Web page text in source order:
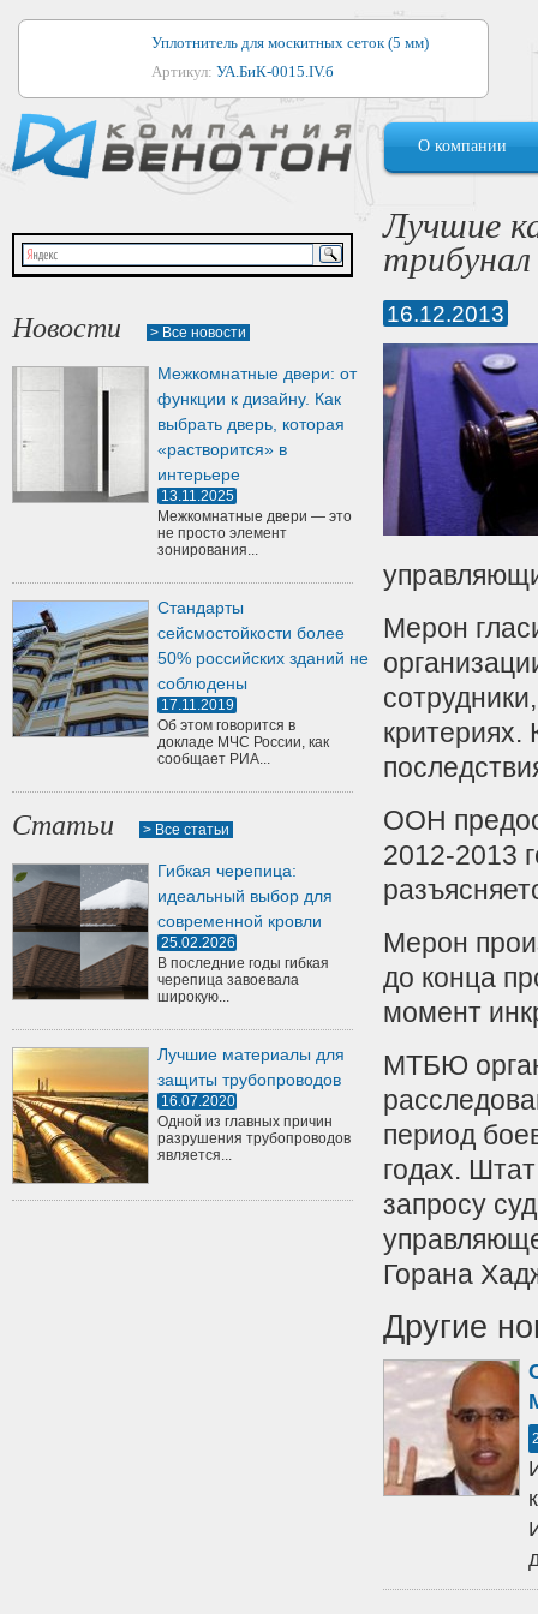
Уплотнитель для москитных сеток (5 мм)
Артикул: УА.БиК-0015.IV.б
Уплотнитель для алюминиевых окон
Артикул:1044
Уплотнитель для деревянных окон
Артикул:УМ.БиК-0062.IV.б
Уплотнитель лоджиевый для (4, 5, 6 мм)
Артикул:
О компании
Новости > Все новости
Межкомнатные двери: от
функции к дизайну. Как
выбрать дверь, которая
«растворится» в
интерьере
13.11.2025
Межкомнатные двери — это
не просто элемент
зонирования...
Стандарты
сейсмостойкости более
50% российских зданий не
соблюдены
17.11.2019
Об этом говорится в
докладе МЧС России, как
сообщает РИА...
Статьи > Все статьи
Гибкая черепица:
идеальный выбор для
современной кровли
25.02.2026
В последние годы гибкая
черепица завоевала
широкую...
Лучшие материалы для
защиты трубопроводов
16.07.2020
Одной из главных причин
разрушения трубопроводов
является...
Лучшие
16.12.2013
Мерон
критериях.
ООН
2012-2013
Мерон
до конца
момент
МТБЮ
период
годах.
запросу
Горана
Другие